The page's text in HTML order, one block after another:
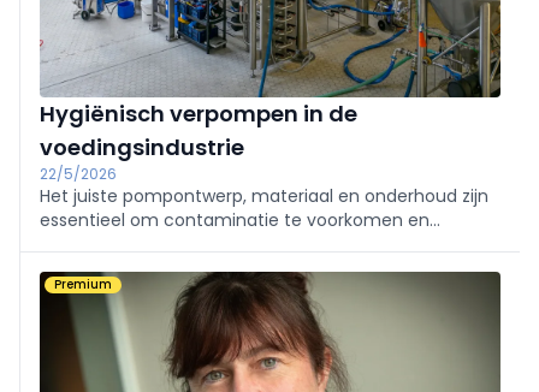
Hygiënisch verpompen in de
voedingsindustrie
22/5/2026
Het juiste pompontwerp, materiaal en onderhoud zijn
essentieel om contaminatie te voorkomen en
EHEDG en 3A garanderen dat pompen goed reinigbaar
en voedingsgeschikt zijn.
Premium